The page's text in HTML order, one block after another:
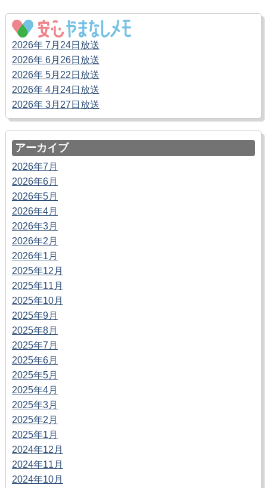
2026年 7月24日放送
2026年 6月26日放送
2026年 5月22日放送
2026年 4月24日放送
2026年 3月27日放送
アーカイブ
2026年7月
2026年6月
2026年5月
2026年4月
2026年3月
2026年2月
2026年1月
2025年12月
2025年11月
2025年10月
2025年9月
2025年8月
2025年7月
2025年6月
2025年5月
2025年4月
2025年3月
2025年2月
2025年1月
2024年12月
2024年11月
2024年10月